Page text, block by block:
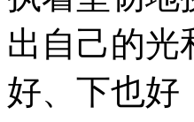
出自己的光
好、下也好